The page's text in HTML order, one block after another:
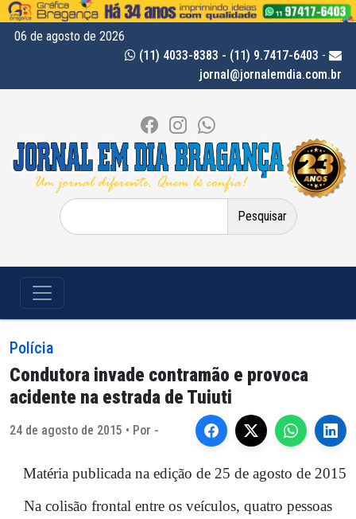
06 de agosto de 2026
(11) 4033-8383 - (11) 9.7417-6403 -
jornal@jornalemdia.com.br
Pesquisar
por:
Polícia
Condutora invade contramão e provoca
acidente na estrada de Tuiuti
24 de agosto de 2015 • Por -
Matéria publicada na edição de 25 de agosto de 2015
Na colisão frontal entre os veículos, quatro pessoas